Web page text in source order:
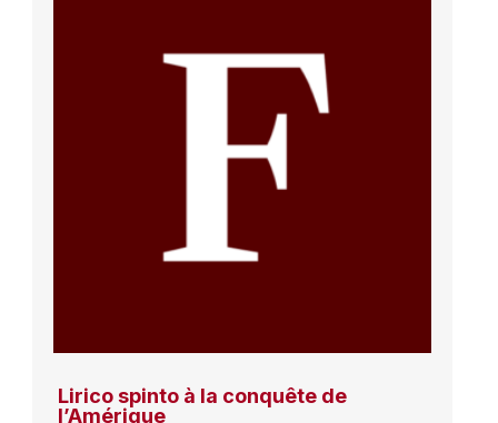
Lirico spinto à la conquête de
l’Amérique